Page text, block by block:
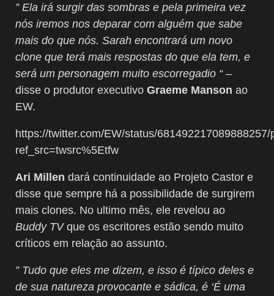
” Ela irá surgir das sombras e pela primeira vez
nós iremos nos deparar com alguém que sabe
mais do que nós. Sarah encontrará um novo
clone que terá mais respostas do que ela tem, e
será um personagem muito escorregadio “–
disse o produtor executivo Graeme Manson ao
EW.
https://twitter.com/EW/status/681492217089888257/
ref_src=twsrc%5Etfw
Ari Millen dará continuidade ao Projeto Castor e
disse que sempre há a possibilidade de surgirem
mais clones. No ultimo mês, ele revelou ao
Buddy TVque os escritores estão sendo muito
críticos em relação ao assunto.
” Tudo que eles me dizem, e isso é típico deles e
de sua natureza provocante e sádica, é ‘É uma